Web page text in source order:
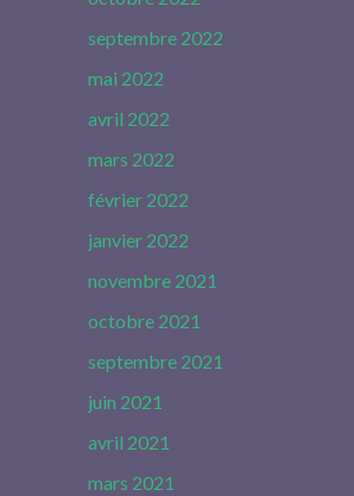
septembre 2022
mai 2022
avril 2022
mars 2022
février 2022
janvier 2022
novembre 2021
octobre 2021
septembre 2021
juin 2021
avril 2021
mars 2021